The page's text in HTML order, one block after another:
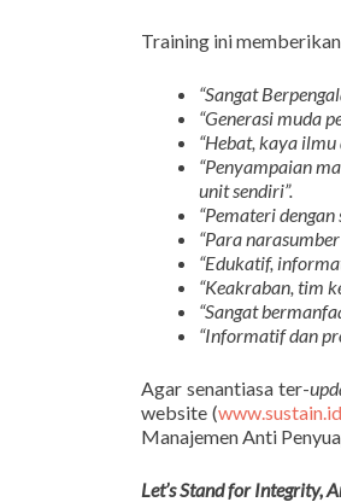
Training ini
“Sangat
“Generasi muda
“Hebat, kaya ilmu
“Penyampaian
unit sendiri”.
“Pemateri
“Para
“Edukatif,
“Keakraban, tim
“Sangat
“Informatif dan
Agar senantiasa ter-
website (www.sustain.id
Manajemen Anti
Let’s Stand for Integrity,